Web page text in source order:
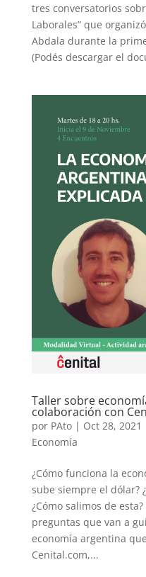
tres conversatorios
Laborales” que
Abdala durante la
(Podés descargar el
Taller sobre
colaboración con
por PAto| Oct 28, 2021
Economía
¿Cómo funciona la
sube siempre el dólar?
¿Cómo salimos de
preguntas que van a
economía argentina
Cenital.com,...